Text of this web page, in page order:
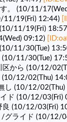
。 (10/11/
11/19(Fri) 12:44)
11/19(Fri)
09:12)
11/30(Tue)
(10/11/30(Tue)
区から (10/12/
(10/12/02(Thu)
し (10/12/02(Thu)
ド (10/12/03(Fri)
良 (10/12/03(Fri)
/グライド (10/12/